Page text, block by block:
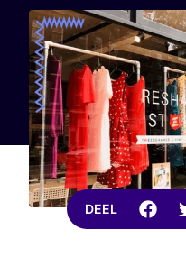
DEEL